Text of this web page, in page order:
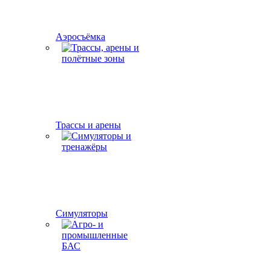
Аэросъёмка
Трассы и арены
Симуляторы